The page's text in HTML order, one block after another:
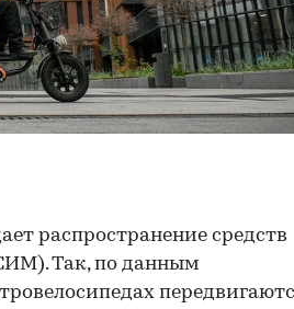
распространение средств
Так, по данным